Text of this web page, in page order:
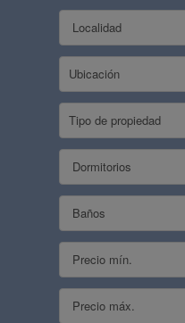
Ubicación
Tipo de propiedad